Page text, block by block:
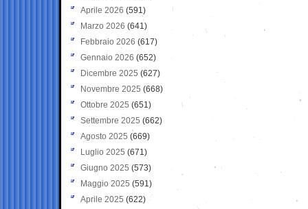
Aprile 2026 (591)
Marzo 2026 (641)
Febbraio 2026 (617)
Gennaio 2026 (652)
Dicembre 2025 (627)
Novembre 2025 (668)
Ottobre 2025 (651)
Settembre 2025 (662)
Agosto 2025 (669)
Luglio 2025 (671)
Giugno 2025 (573)
Maggio 2025 (591)
Aprile 2025 (622)